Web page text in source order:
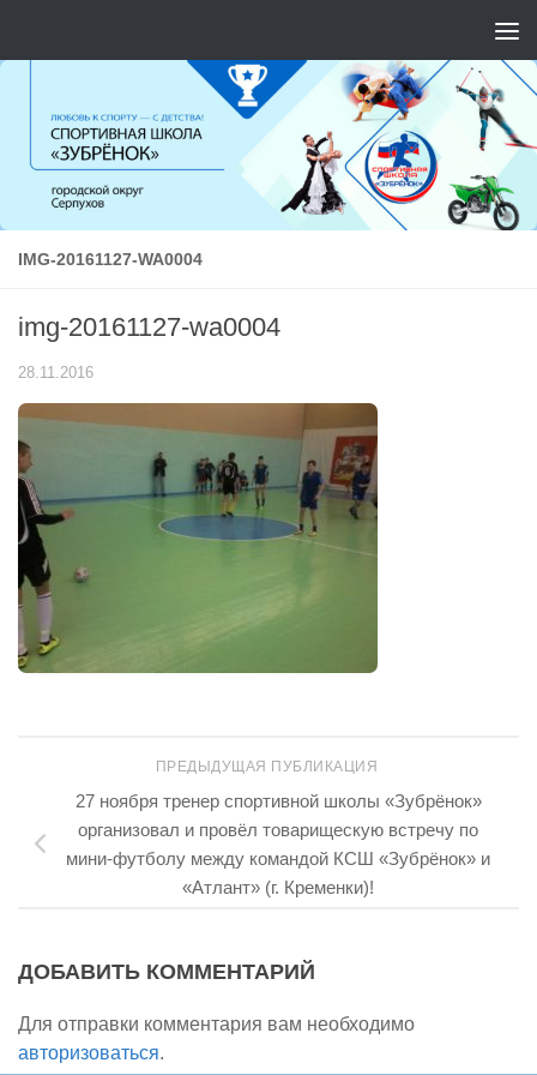
IMG-20161127-WA0004
img-20161127-wa0004
28.11.2016
ПРЕДЫДУЩАЯ ПУБЛИКАЦИЯ
27 ноября тренер спортивной школы «Зубрёнок»
организовал и провёл товарищескую встречу по
мини-футболу между командой КСШ «Зубрёнок» и
«Атлант» (г. Кременки)!
ДОБАВИТЬ КОММЕНТАРИЙ
Для отправки комментария вам необходимо
авторизоваться.